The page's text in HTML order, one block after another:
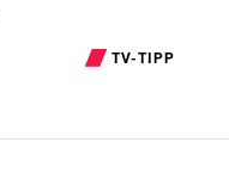
TV-TIPP